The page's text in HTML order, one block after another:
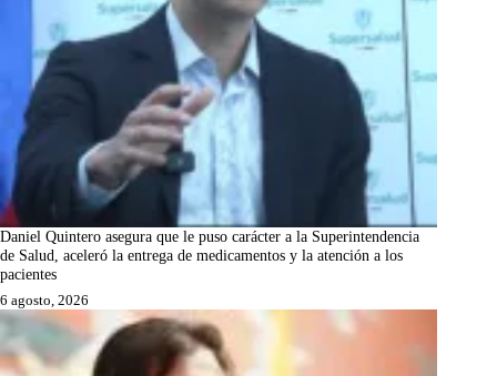
Daniel Quintero asegura que le puso carácter a la Superintendencia
de Salud, aceleró la entrega de medicamentos y la atención a los
pacientes
6 agosto, 2026